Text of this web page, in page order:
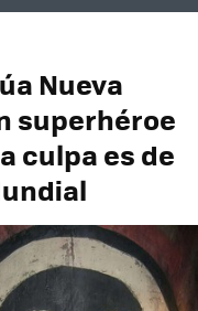
Nueva
superhéroe
culpa es de